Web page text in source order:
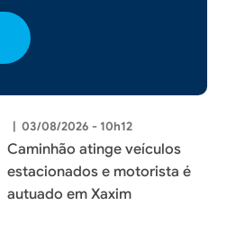
| 03/08/2026 - 10h12
Caminhão atinge veículos
estacionados e motorista é
autuado em Xaxim